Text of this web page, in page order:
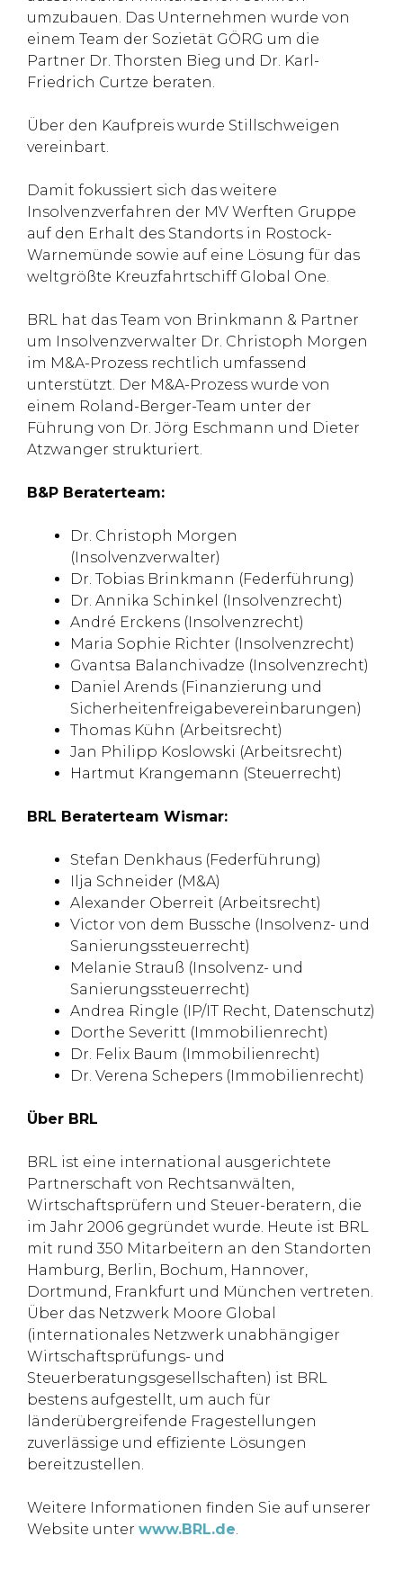
umzubauen. Das Unternehmen wurde von
einem Team der Sozietät GÖRG um die
Partner Dr. Thorsten Bieg und Dr. Karl-
Friedrich Curtze beraten.
Über den Kaufpreis wurde Stillschweigen
vereinbart.
Damit fokussiert sich das weitere
Insolvenzverfahren der MV Werften Gruppe
auf den Erhalt des Standorts in Rostock-
Warnemünde sowie auf eine Lösung für das
weltgrößte Kreuzfahrtschiff Global One.
BRL hat das Team von Brinkmann & Partner
um Insolvenzverwalter Dr. Christoph Morgen
im M&A-Prozess rechtlich umfassend
unterstützt. Der M&A-Prozess wurde von
einem Roland-Berger-Team unter der
Führung von Dr. Jörg Eschmann und Dieter
Atzwanger strukturiert.
B&P Beraterteam:
Dr. Christoph Morgen
(Insolvenzverwalter)
Dr. Tobias Brinkmann (Federführung)
Dr. Annika Schinkel (Insolvenzrecht)
André Erckens (Insolvenzrecht)
Maria Sophie Richter (Insolvenzrecht)
Gvantsa Balanchivadze (Insolvenzrecht)
Daniel Arends (Finanzierung und
Sicherheitenfreigabevereinbarungen)
Thomas Kühn (Arbeitsrecht)
Jan Philipp Koslowski (Arbeitsrecht)
Hartmut Krangemann (Steuerrecht)
BRL Beraterteam Wismar:
Stefan Denkhaus (Federführung)
Ilja Schneider (M&A)
Alexander Oberreit (Arbeitsrecht)
Victor von dem Bussche (Insolvenz- und
Sanierungssteuerrecht)
Melanie Strauß (Insolvenz- und
Sanierungssteuerrecht)
Andrea Ringle (IP/IT Recht, Datenschutz)
Dorthe Severitt (Immobilienrecht)
Dr. Felix Baum (Immobilienrecht)
Dr. Verena Schepers (Immobilienrecht)
Über BRL
BRL ist eine international ausgerichtete
Partnerschaft von Rechtsanwälten,
Wirtschaftsprüfern und Steuer-beratern, die
im Jahr 2006 gegründet wurde. Heute ist BRL
mit rund 350 Mitarbeitern an den Standorten
Hamburg, Berlin, Bochum, Hannover,
Dortmund, Frankfurt und München vertreten.
Über das Netzwerk Moore Global
(internationales Netzwerk unabhängiger
Wirtschaftsprüfungs- und
Steuerberatungsgesellschaften) ist BRL
bestens aufgestellt, um auch für
länderübergreifende Fragestellungen
zuverlässige und effiziente Lösungen
bereitzustellen.
Weitere Informationen finden Sie auf unserer
Website unter www.BRL.de.